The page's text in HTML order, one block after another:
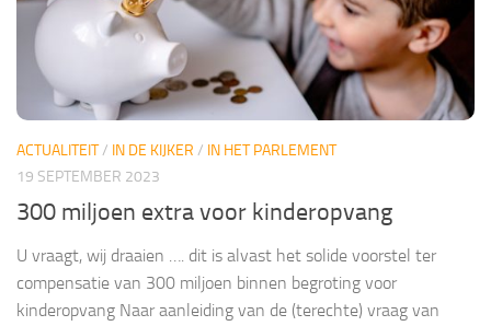
ACTUALITEIT/ IN DE KIJKER / IN HET PARLEMENT
19 SEPTEMBER 2023
300 miljoen extra voor kinderopvang
U vraagt, wij draaien …. dit is alvast het solide voorstel ter
compensatie van 300 miljoen binnen begroting voor
kinderopvang Naar aanleiding van de (terechte) vraag van